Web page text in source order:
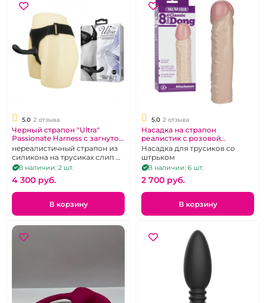
5.0 2 отзыва
Черный страпон "Ultra"
Passionate Harness с загнутой
вверх головкой
нереалистичный страпон из
силикона на трусиках слип из
искусственной кожи, на
широкой резинке
В наличии: 2 шт.
4 300 pуб.
В корзину
5.0 2 отзыва
Насадка на страпон
реалистик с розовой
головкой
Насадка для трусиков со
штрьком
В наличии: 6 шт.
2 700 pуб.
В корзину